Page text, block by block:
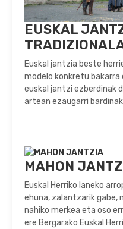
EUSKAL
Euskal jantzia beste
modelo konkretu
euskal jantzi ezberdinak
artean ezaugarri
MAHON
Euskal Herriko laneko
ehuna, zalantzarik gabe,
nahiko merkea eta oso
ere Bergarako Euskal